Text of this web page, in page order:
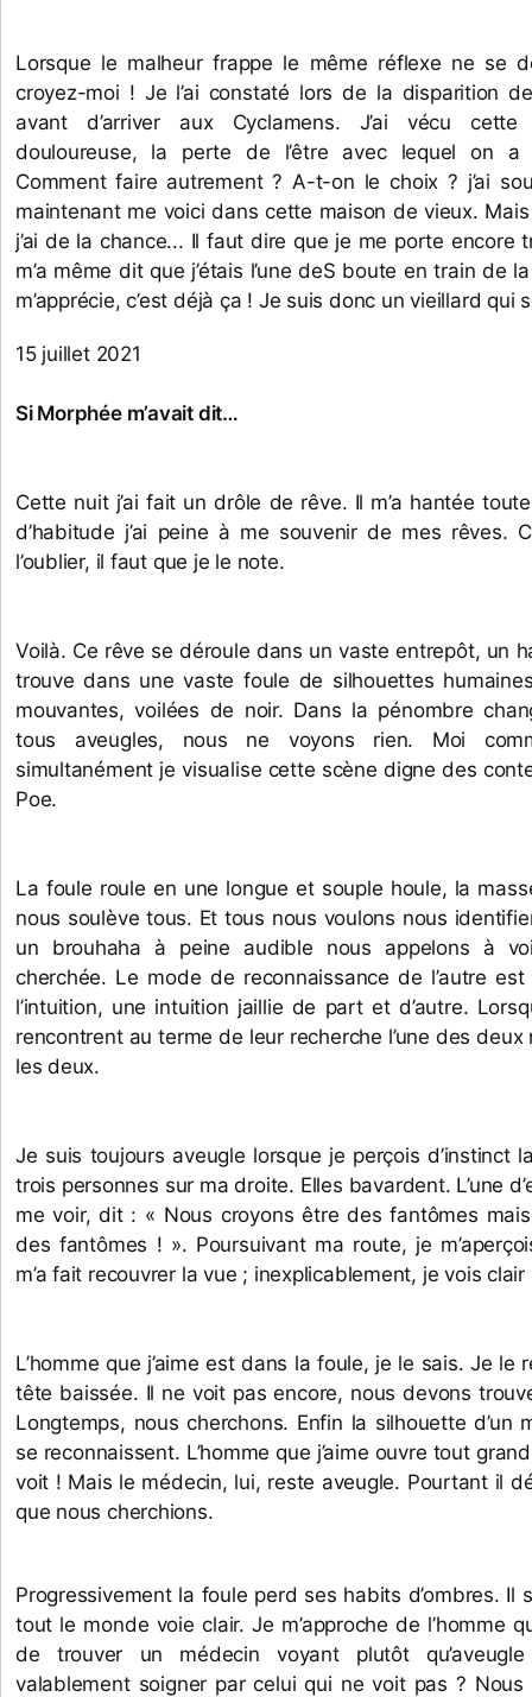
Lorsque le malheur frappe le même réflexe ne se
croyez-moi ! Je l’ai constaté lors de la disparition
avant d’arriver aux Cyclamens. J’ai vécu cette
douloureuse, la perte de l’être avec lequel on a
Comment faire autrement ? A-t-on le choix ? j’ai
maintenant me voici dans cette maison de vieux.
j’ai de la chance... Il faut dire que je me porte encore
m’a même dit que j’étais l’une deS boute en train de
m’apprécie, c’est déjà ça ! Je suis donc un vieillard qui
15 juillet 2021
Si Morphée m’avait dit…
Cette nuit j’ai fait un drôle de rêve. Il m’a hantée
d’habitude j’ai peine à me souvenir de mes rêves.
l’oublier, il faut que je le note.
Voilà. Ce rêve se déroule dans un vaste entrepôt, un
trouve dans une vaste foule de silhouettes
mouvantes, voilées de noir. Dans la pénombre
tous aveugles, nous ne voyons rien. Moi
simultanément je visualise cette scène digne des
Poe.
La foule roule en une longue et souple houle, la
nous soulève tous. Et tous nous voulons nous
un brouhaha à peine audible nous appelons à
cherchée. Le mode de reconnaissance de l’autre
l’intuition, une intuition jaillie de part et d’autre.
rencontrent au terme de leur recherche l’une des
les deux.
Je suis toujours aveugle lorsque je perçois d’instinct
trois personnes sur ma droite. Elles bavardent. L’une
me voir, dit : « Nous croyons être des fantômes
des fantômes ! ». Poursuivant ma route, je
m’a fait recouvrer la vue ; inexplicablement, je vois
L’homme que j’aime est dans la foule, je le sais. Je le
tête baissée. Il ne voit pas encore, nous devons
Longtemps, nous cherchons. Enfin la silhouette d’un
se reconnaissent. L’homme que j’aime ouvre tout
voit ! Mais le médecin, lui, reste aveugle. Pourtant il
que nous cherchions.
Progressivement la foule perd ses habits d’ombres. Il
tout le monde voie clair. Je m’approche de l’homme
de trouver un médecin voyant plutôt
valablement soigner par celui qui ne voit pas ? Nous